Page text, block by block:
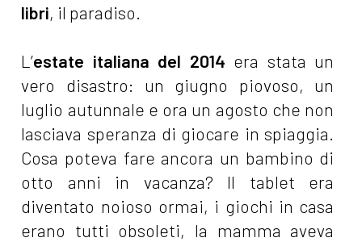
libri, il paradiso.
L’estate italiana del 2014 era stata un
vero disastro: un giugno piovoso, un
luglio autunnale e ora un agosto che non
lasciava speranza di giocare in spiaggia.
Cosa poteva fare ancora un bambino di
otto anni in vacanza? Il tablet era
diventato noioso ormai, i giochi in casa
erano tutti obsoleti, la mamma aveva